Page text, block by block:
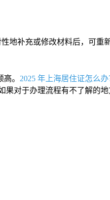
地补充或修改材料后，可重
。 2025 年上海居住证怎么办
对于办理流程有不了解的